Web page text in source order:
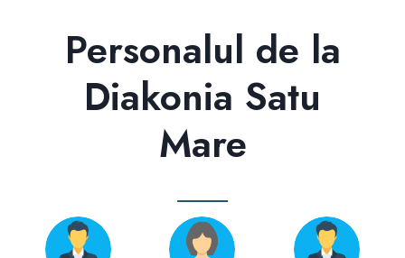
Personalul de la
Diakonia Satu
Mare